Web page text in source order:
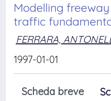
Modelling
traffic
FERRARA,
1997-01-01
Scheda breve